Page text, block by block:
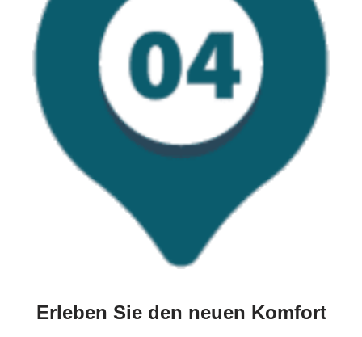
Erleben Sie den neuen Komfort